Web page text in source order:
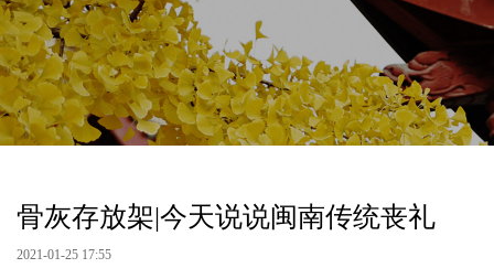
骨灰存放架|今天说说闽南传统丧礼
2021-01-25 17:55